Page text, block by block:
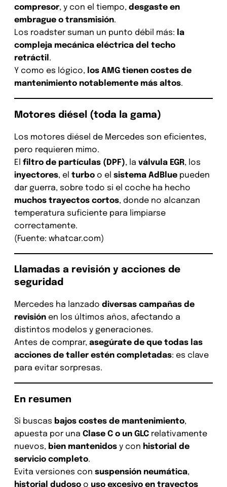
compresor, y con el tiempo, desgaste en
embrague o transmisión.
Los roadster suman un punto débil más: la
compleja mecánica eléctrica del techo
retráctil .
Y como es lógico, los AMG tienen costes de
mantenimiento notablemente más altos.
Motores diésel (toda la gama)
Los motores diésel de Mercedes son eficientes,
pero requieren mimo.
El filtro de partículas (DPF), la válvula EGR, los
inyectores, el turbo o el sistema AdBlue pueden
dar guerra, sobre todo si el coche ha hecho
muchos trayectos cortos, donde no alcanzan
temperatura suficiente para limpiarse
correctamente.
(Fuente: whatcar.com)
Llamadas a revisión y acciones de
seguridad
Mercedes ha lanzado diversas campañas de
revisión en los últimos años, afectando a
distintos modelos y generaciones.
Antes de comprar, asegúrate de que todas las
acciones de taller estén completadas: es clave
para evitar sorpresas.
En resumen
Si buscas bajos costes de mantenimiento,
apuesta por una Clase C o un GLC relativamente
nuevos, bien mantenidos y con historial de
servicio completo.
Evita versiones con suspensión neumática,
historial dudoso o uso excesivo en trayectos